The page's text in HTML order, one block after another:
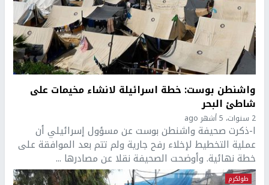
واشنطن بوست: خطة اسرائيلة لانشاء مخيمات على
شاطئ البحر
2 سنوات، 5 أشهر ago
ا-ذكرت صحيفة واشنطن بوست عن مسؤول إسرائيلي أن
عملية التخطيط لإخلاء رفح جارية ولم تتم بعد الموافقة على
خطة نهائية. وأوضحت الصحيفة نقلا عن مصادرها ...
طولكرم